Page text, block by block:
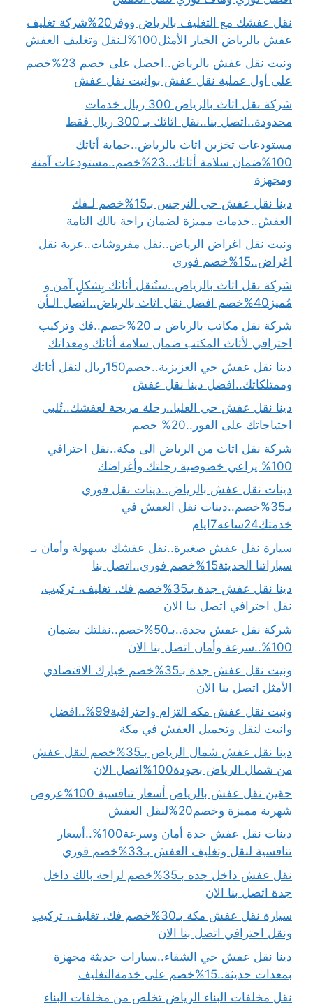
نقل عفشك مع التغليف بالرياض ووفر20%شركة تغليف
عفش بالرياض الخيار الأمثل100%لـنقل وتغليف العفش
ونيت نقل عفش بالرياض..احصل على خصم 23%خصم
على أول عملية نقل عفش بوانيت نقل عفش
شركة نقل اثاث بالرياض 300 ريال خدمات
محدودة..اتصل بنا..نقل اثاثك بـ 300 ريال فقط
مستودعات تخزين اثاث بالرياض..حماية أثاثك
100%ضمان سلامة أثاثك..23%خصم..مستودعات آمنة
ومجهزة
دينا نقل عفش حي النرجس بـ15%خصم لـفك
العفش..خدمات مميزة لضمان راحة بالك التامة
ونيت نقل اغراض الرياض..نقل مفروشات..عربة نقل
اغراض..15%خصم فوري
شركة نقل اثاث بالرياض..ستُنقل أثاثك بِشكلٍ آمن و
مُميز40%خصم افضل نقل اثاث بالرياض..اتصل الـأن
شركة نقل مكاتب بالرياض بـ 20%خصم..فك وتركيب
احترافي لأثاث المكتب ضمان سلامة أثاثك ومعداتك
دينا نقل عفش حي العزيزية..خصم150ريال لنقل أثاثك
وممتلكاتك..افضل دينا نقل عفش
دينا نقل عفش حي العليا..رحلة مريحة لعفشك..تُلبي
احتياجاتك على الفور..20% خصم
شركة نقل اثاث من الرياض الى مكة..نقل احترافي
100% يراعي خصوصية رحلتك وأغراضك
دينات نقل عفش بالرياض..دينات نقل فوري
بـ35%خصم..دينات نقل العفش في
خدمتك24ساعه7ايام
سيارة نقل عفش صغيرة..نقل عفشك بسهولة وأمان بـ
سياراتنا الحديثة15%خصم فوري..اتصل بنا
دينا نقل عفش جدة بـ35%خصم فك، تغليف، تركيب،
نقل احترافي اتصل بنا الان
شركة نقل عفش بجدة..بـ50%خصم..نقلتك بضمان
100%..سرعة وأمان اتصل بنا الان
ونيت نقل عفش جدة بـ35%خصم خيارك الاقتصادي
الأمثل اتصل بنا الان
ونيت نقل عفش مكه التزام واحترافية99%..افضل
وانيت لنقل وتحميل العفش في مكة
دينا نقل عفش شمال الرياض بـ35%خصم لنقل عفش
من شمال الرياض بجودة100%اتصل الان
حقين نقل عفش بالرياض أسعار تنافسية 100%عروض
شهرية مميزة وخصم20%لنقل العفش
دينات نقل عفش جدة أمان وسرعة100%..أسعار
تنافسية لنقل وتغليف العفش بـ33%خصم فوري
نقل عفش داخل جده بـ35%خصم لراحة بالك داخل
جدة اتصل بنا الان
سيارة نقل عفش مكة بـ30%خصم فك، تغليف، تركيب
ونقل احترافي اتصل بنا الان
دينا نقل عفش حي الشفاء..سيارات حديثة مجهزة
بمعدات حديثة..15%خصم على خدمةالتغليف
نقل مخلفات البناء الرياض تخلص من مخلفات البناء